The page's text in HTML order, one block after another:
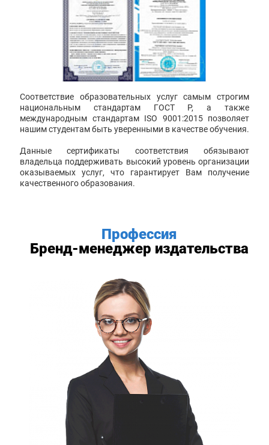
Соответствие образовательных услуг самым строгим
национальным стандартам ГОСТ Р, а также
международным стандартам ISO 9001:2015 позволяет
нашим студентам быть уверенными в качестве обучения.
Данные сертификаты соответствия обязывают
владельца поддерживать высокий уровень организации
оказываемых услуг, что гарантирует Вам получение
качественного образования.
Профессия
Бренд-менеджер издательства